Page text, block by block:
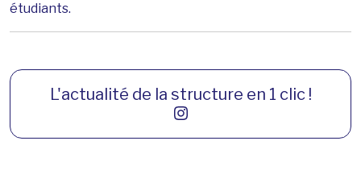
étudiants.
L'actualité de la structure en 1 clic !